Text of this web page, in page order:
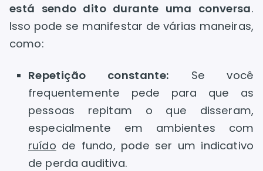
está sendo dito durante uma conversa.
Isso pode se manifestar de várias maneiras,
como:
Repetição constante: Se você
frequentemente pede para que as
pessoas repitam o que disseram,
especialmente em ambientes com
ruído de fundo, pode ser um indicativo
de perda auditiva.